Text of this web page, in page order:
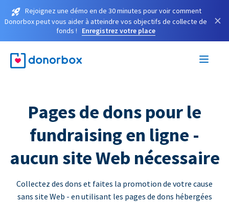
Rejoignez une démo en de 30 minutes pour voir comment
Donorbox peut vous aider à atteindre vos objectifs de collecte de
fonds !
Enregistrez votre place
×
Pages de dons pour le
fundraising en ligne -
aucun site Web nécessaire
Collectez des dons et faites la promotion de votre cause
sans site Web - en utilisant les pages de dons hébergées